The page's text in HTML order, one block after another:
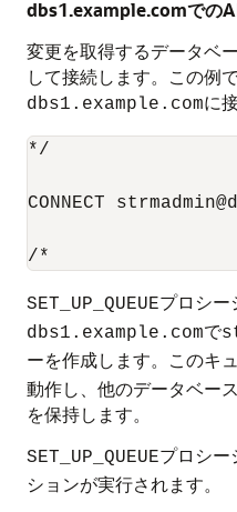
dbs1.example.comでの
変更を取得するデータベ
して接続します。この例
dbs1.example.comに
*/
CONNECT
SET_UP_QUEUEプロシー
dbs1.example.comで
ーを作成します。このキ
動作し、他のデータベー
を保持します。
SET_UP_QUEUEプロシー
ションが実行されます。